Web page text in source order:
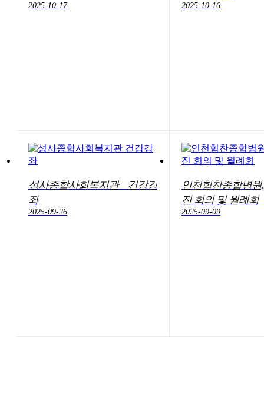
2025-10-17 2025-10-16
성사종합사회복지관 건강강
좌
2025-09-26
인천힘찬종합병
진 회의 및 월례회
2025-09-09